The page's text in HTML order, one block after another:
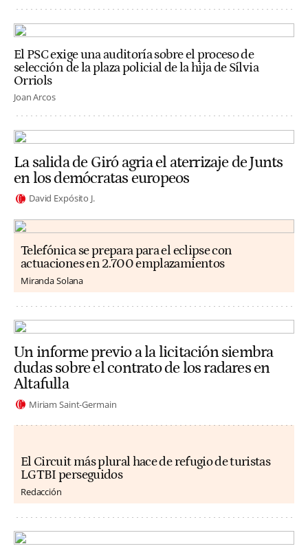
El PSC exige una auditoría sobre el proceso de
selección de la plaza policial de la hija de Sílvia
Orriols
Joan Arcos
La salida de Giró agria el aterrizaje de Junts
en los demócratas europeos
David Expósito J.
Telefónica se prepara para el eclipse con
actuaciones en 2.700 emplazamientos
Miranda Solana
Un informe previo a la licitación siembra
dudas sobre el contrato de los radares en
Altafulla
Miriam Saint-Germain
El Circuit más plural hace de refugio de turistas
LGTBI perseguidos
Redacción